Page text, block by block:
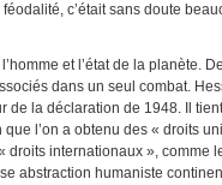
c’était sans doute
et l’état de la planète.
dans un seul combat.
de la déclaration de 1948. Il
que l’on a obtenu des « droits
droits internationaux », comme
abstraction humaniste